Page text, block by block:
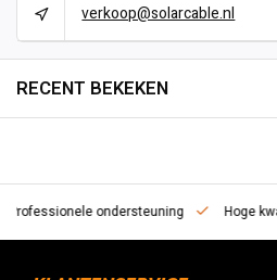
verkoop@solarcable.nl
RECENT BEKEKEN
ondersteuning Hoge kwaliteit